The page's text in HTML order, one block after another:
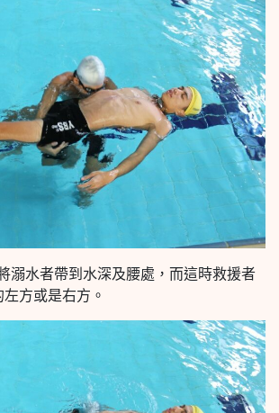
溺水者帶到水深及腰處，而這時救援者
方或是右方。